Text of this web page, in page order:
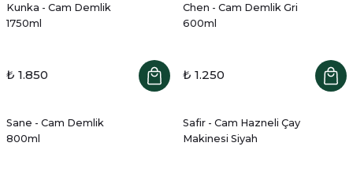
Kunka - Cam Demlik
1750ml
₺ 1.850
Chen - Cam Demlik Gri
600ml
₺ 1.250
Sane - Cam Demlik
800ml
Safir - Cam Hazneli Çay
Makinesi Siyah